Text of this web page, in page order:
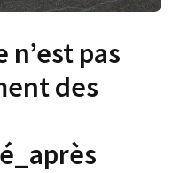
n’est pas
des